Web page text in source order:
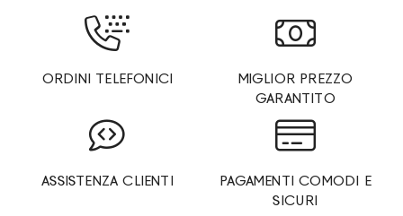
ORDINI TELEFONICI
MIGLIOR PREZZO
GARANTITO
ASSISTENZA CLIENTI
PAGAMENTI COMODI E
SICURI